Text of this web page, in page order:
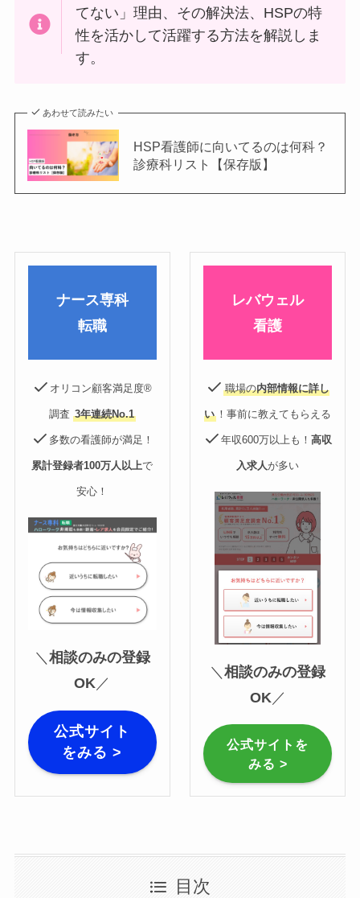
てない」理由、その解決法、HSPの特
性を活かして活躍する方法を解説しま
す。
あわせて読みたい
HSP看護師に向いてるのは何科？
診療科リスト【保存版】
ナース専科
転職
オリコン顧客満足度®
調査 3年連続No.1
多数の看護師が満足！
累計登録者100万人以上で
安心！
＼ 相談のみの登録
OK ／
公式サイト
をみる >
レバウェル
看護
職場の内部情報に詳し
い ！事前に教えてもらえる
年収600万以上も！ 高収
入求人が多い
＼相談のみの登録
OK ／
公式サイトを
みる >
目次